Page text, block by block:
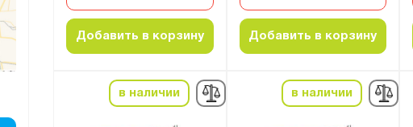
Добавить в корзину Добавить в корзину
в наличии в наличии